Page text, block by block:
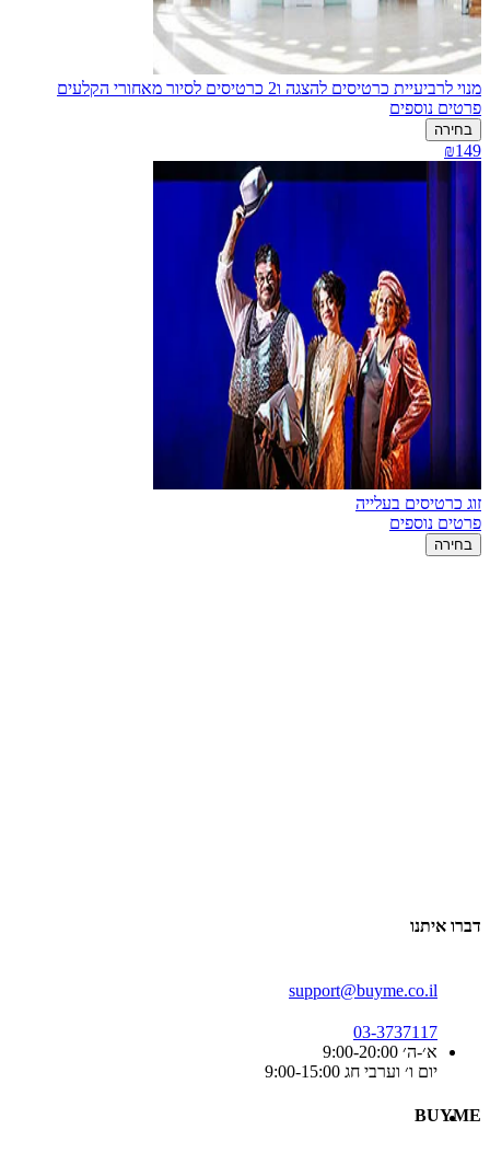
מנוי לרביעיית כרטיסים להצגה ו2 כרטיסים לסיור מאחורי הקלעים
פרטים נוספים
בחירה
₪149
זוג כרטיסים בעלייה
פרטים נוספים
בחירה
דברו איתנו
support@buyme.co.il
03-3737117
א׳-ה׳ 9:00-20:00
יום ו׳ וערבי חג 9:00-15:00
BUYME